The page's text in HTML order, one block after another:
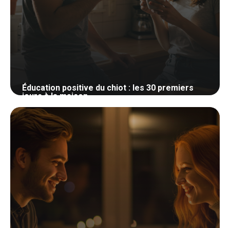
Éducation positive du chiot : les 30 premiers
jours à la maison
27 mai 2026